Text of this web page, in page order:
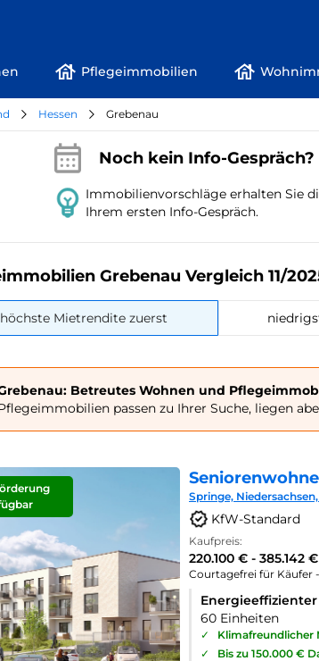
Pflegeimmobilien
Hessen Grebenau
Noch kein Info-Gespräch?
Immobilienvorschläge erhalten Sie
Ihrem ersten Info-Gespräch.
Grebenau Vergleich 11/
höchste Mietrendite zuerst
Betreutes Wohnen und
passen zu Ihrer Suche, liegen
Springe,
KfW-Standard
Kaufpreis:
220.100 € - 385.142 €
Courtagefrei für Käufer
60 Einheiten
✓
Klimafreundlicher
✓
Bis zu 150.000 €